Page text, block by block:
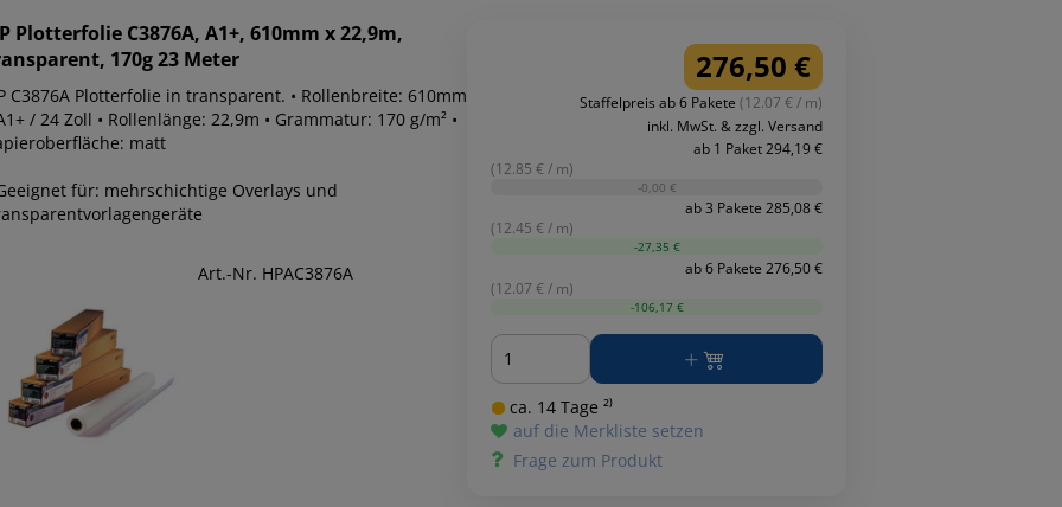
Plotterfolie C3876A, A1+, 610mm x 22,9m,
170g 23 Meter
C3876A Plotterfolie in transparent. • Rollenbreite: 610mm
/ 24 Zoll • Rollenlänge: 22,9m • Grammatur: 170 g/m² •
matt
für: mehrschichtige Overlays und
Art.-Nr. HPAC3876A
276,50 €
Staffelpreis ab 6 Pakete (12.07 € / m)
inkl. MwSt. & zzgl. Versand
ab 1 Paket 294,19 €
(12.85 € / m)
-0,00 €
ab 3 Pakete 285,08 €
(12.45 € / m)
-27,35 €
ab 6 Pakete 276,50 €
(12.07 € / m)
-106,17 €
Menge
ca. 14 Tage ²⁾
auf die Merkliste setzen
Frage zum Produkt